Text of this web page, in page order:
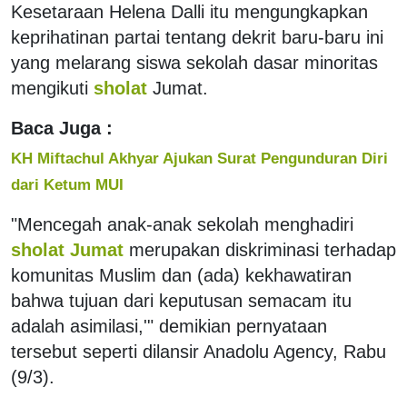
Kesetaraan Helena Dalli itu mengungkapkan
keprihatinan partai tentang dekrit baru-baru ini
yang melarang siswa sekolah dasar minoritas
mengikuti sholat Jumat.
Baca Juga :
KH Miftachul Akhyar Ajukan Surat Pengunduran Diri
dari Ketum MUI
"Mencegah anak-anak sekolah menghadiri
sholat Jumat merupakan diskriminasi terhadap
komunitas Muslim dan (ada) kekhawatiran
bahwa tujuan dari keputusan semacam itu
adalah asimilasi,'" demikian pernyataan
tersebut seperti dilansir Anadolu Agency, Rabu
(9/3).